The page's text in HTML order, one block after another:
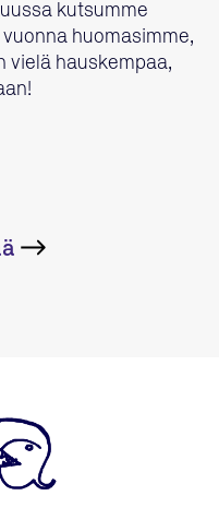
kutsumme
huomasimme,
vielä hauskempaa,